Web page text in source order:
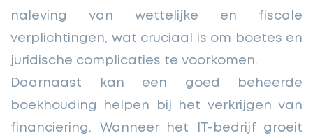
naleving van wettelijke en fiscale
verplichtingen, wat cruciaal is om boetes en
juridische complicaties te voorkomen.
Daarnaast kan een goed beheerde
boekhouding helpen bij het verkrijgen van
financiering. Wanneer het IT-bedrijf groeit